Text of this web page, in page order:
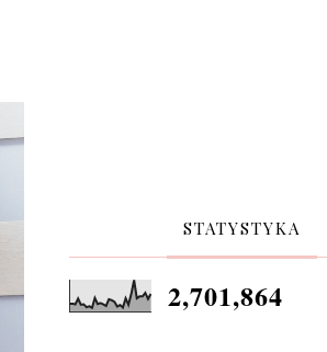
STATYSTYKA
2,701,864